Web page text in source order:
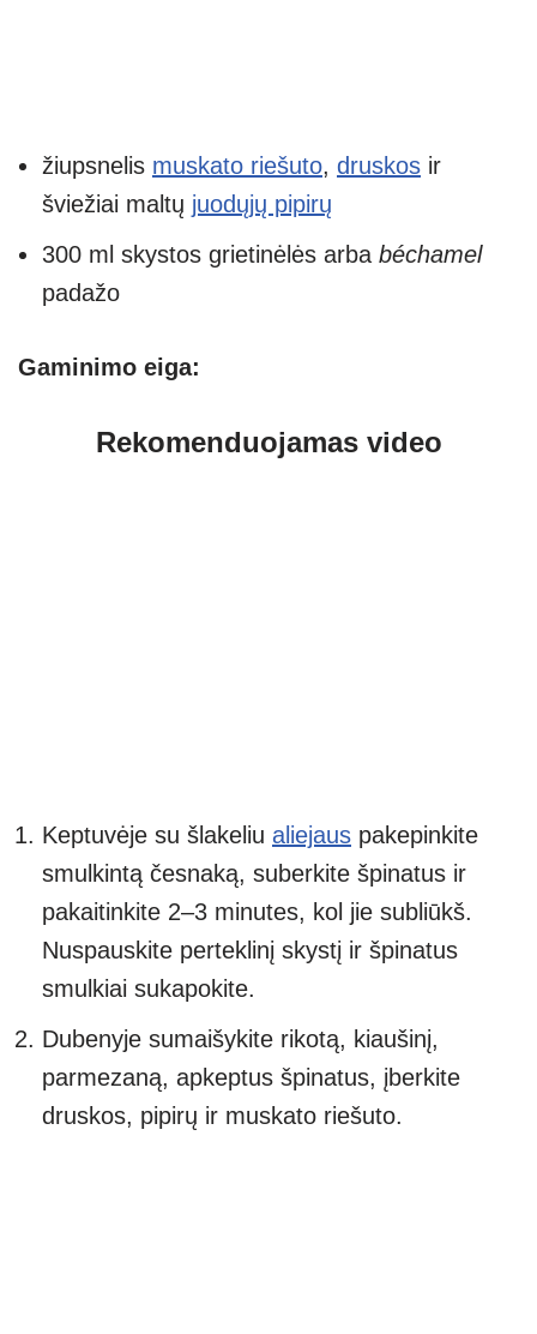
žiupsnelis muskato riešuto, druskos ir
šviežiai maltų juodųjų pipirų
300 ml skystos grietinėlės arba béchamel
padažo
Gaminimo eiga:
Rekomenduojamas video
Keptuvėje su šlakeliu aliejaus pakepinkite
smulkintą česnaką, suberkite špinatus ir
pakaitinkite 2–3 minutes, kol jie subliūkš.
Nuspauskite perteklinį skystį ir špinatus
smulkiai sukapokite.
Dubenyje sumaišykite rikotą, kiaušinį,
parmezaną, apkeptus špinatus, įberkite
druskos, pipirų ir muskato riešuto.